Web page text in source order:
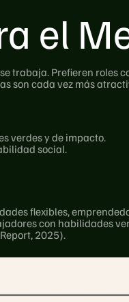
el
trabaja. Prefieren roles
son cada vez más
verdes y de impacto.
social.
flexibles,
con habilidades
2025).